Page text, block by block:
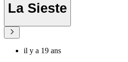
La Sieste
il y a 19 ans